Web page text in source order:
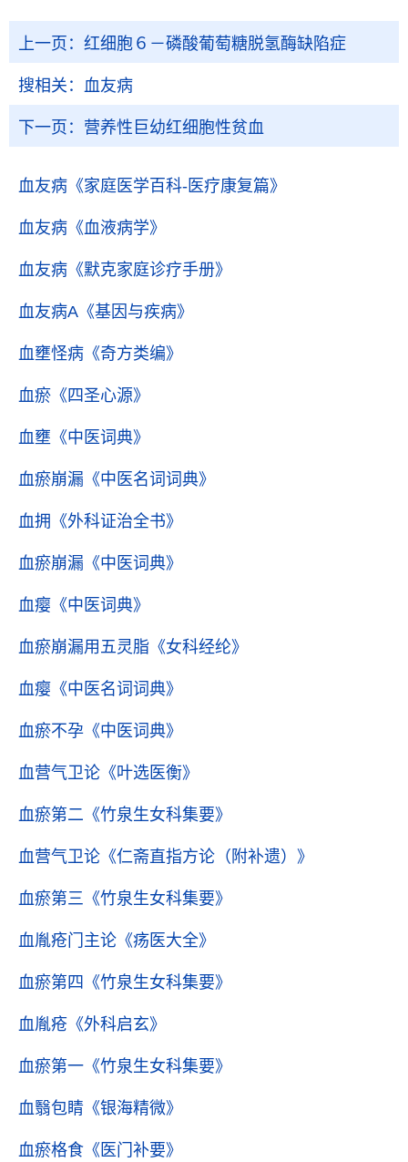
上一页： 红细胞６－磷酸葡萄糖脱氢酶缺陷症
搜相关： 血友病
下一页： 营养性巨幼红细胞性贫血
血友病 《家庭医学百科-医疗康复篇》
血友病 《血液病学》
血友病 《默克家庭诊疗手册》
血友病A 《基因与疾病》
血壅怪病 《奇方类编》
血瘀 《四圣心源》
血壅 《中医词典》
血瘀崩漏 《中医名词词典》
血拥 《外科证治全书》
血瘀崩漏 《中医词典》
血瘿 《中医词典》
血瘀崩漏用五灵脂 《女科经纶》
血瘿 《中医名词词典》
血瘀不孕 《中医词典》
血营气卫论 《叶选医衡》
血瘀第二 《竹泉生女科集要》
血营气卫论 《仁斋直指方论（附补遗）》
血瘀第三 《竹泉生女科集要》
血胤疮门主论 《疡医大全》
血瘀第四 《竹泉生女科集要》
血胤疮 《外科启玄》
血瘀第一 《竹泉生女科集要》
血翳包睛 《银海精微》
血瘀格食 《医门补要》